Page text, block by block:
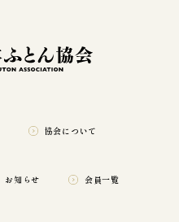
協会について
お知らせ 会員一覧